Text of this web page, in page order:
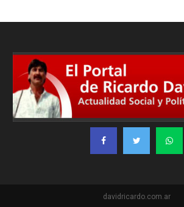
davidricardo.com.ar